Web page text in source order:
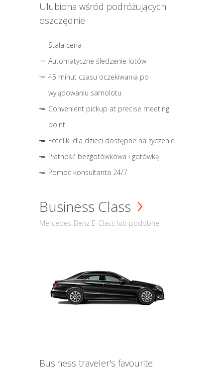
Ulubiona wśród podróżujących
oszczędnie
Stała cena
Automatyczne śledzenie lotów
45 minut czasu oczekiwania po
wylądowaniu samolotu
Convenient pickup at precise meeting
point
Foteliki dla dzieci dostępne na życzenie
Płatność bezgotówkowa i gotówką
Pomoc konsultanta 24/7
Business Class
Mercedes-Benz E-Class lub podobne
Business traveler's favourite